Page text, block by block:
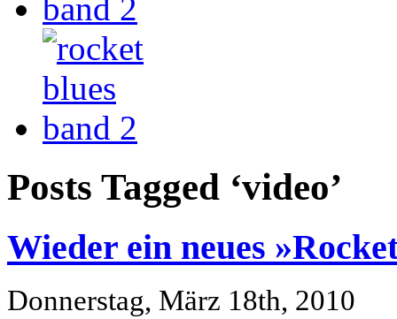
Posts Tagged ‘video’
Wieder ein neues
Donnerstag, März 18th, 2010